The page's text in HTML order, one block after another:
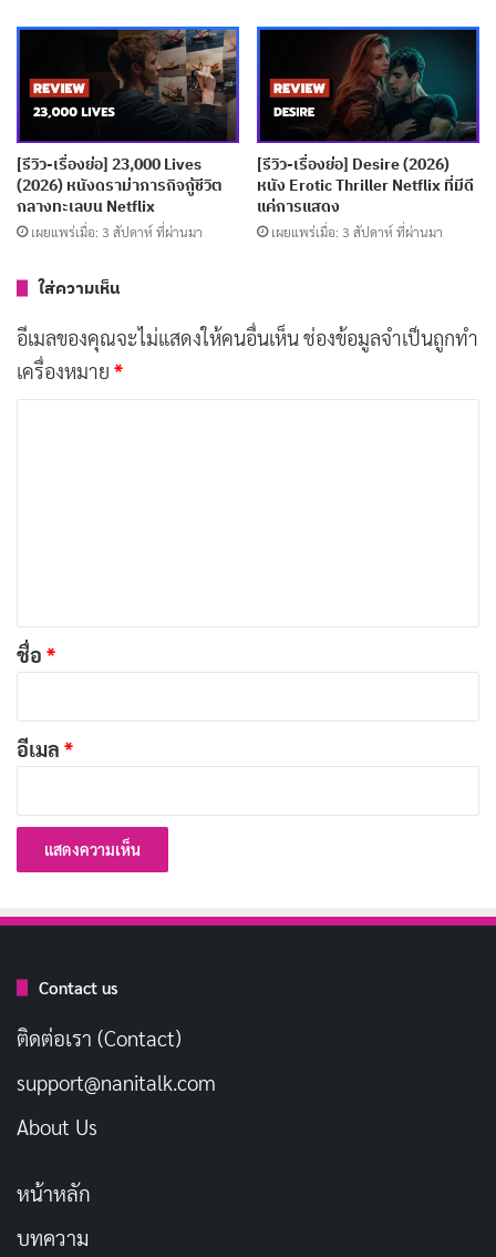
พลังและความน่าสนใจอย่างยิ่ง
ในตอนสุดท้ายเราจะได้พบกับนักบินหนุ่ม (Rick Gonzalez
ในสงครามโลกครั้งที่สองที่ต้องพิสูจน์ความกล้าหาญบนฟ้า
เหนือมหาสมุทรแปซิฟิก การต่อสู้ทางอากาศอันน่าทึ่งนี้ไม่
แพ้ฉากการบินในหนังดังอย่าง
Top Gunเลยทีเดียว
แอนิเมชั่นนัวร์หรูแต่ใจกลวง
เผยแพร่เมื่อ: 1 สัปดาห์ ที่ผ่านมา
[รีวิว-เรื่องย่อ] A Toxic Love Story (2026) สารคดี
การออกแบบแอนิเมชันของหนังเรื่องนี้ได้รับแรงบันดาล
ใจมาจากผลงานดังอย่าง
อย่างสมบูรณ์แบบ ความโหดและความรุนแรงถูกถ่ายทอด
ออกมาได้อย่างลงตัว เหมาะสำหรับแฟนหนังแอ็กชันที่
[รีวิว-เรื่องย่อ] 23,000 Lives
(2026) หนังดราม่าภารกิจกู้ชีวิต
กลางทะเลบน Netflix
เผยแพร่เมื่อ: 3 สัปดาห์ ที่ผ่านมา
[รีวิว-เรื่องย่อ] Desire (2026)
หนัง Erotic Thriller Netflix ที่มีดี
แค่การแสดง
เผยแพร่เมื่อ: 3 สัปดาห์ ที่ผ่านมา
ใส่ความเห็น
อีเมลของคุณจะไม่แสดงให้คนอื่นเห็นช่องข้อมูลจำเป็นถูกทำ
เครื่องหมาย *
*
ชื่อ *
อีเมล *
Contact us
ติดต่อเรา (Contact)
support@nanitalk.com
About Us
หน้าหลัก
บทความ